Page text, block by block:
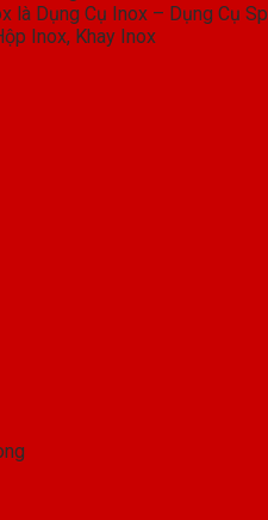
là Dụng Cụ Inox – Dụng Cụ
Inox, Khay Inox